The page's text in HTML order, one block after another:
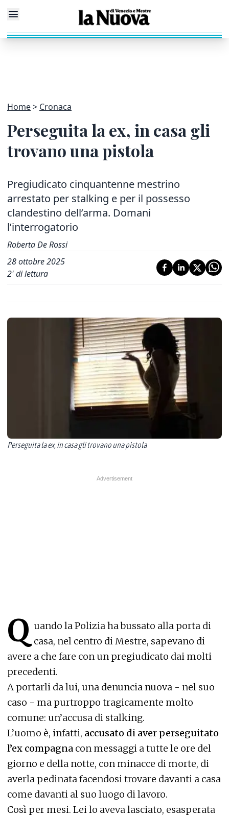
Home Cronaca
Perseguita la ex, in casa gli
trovano una pistola
Pregiudicato cinquantenne mestrino
arrestato per stalking e per il possesso
clandestino dell’arma. Domani
l’interrogatorio
Roberta De Rossi
28 ottobre 2025
2' di lettura
Perseguita la ex, in casa gli trovano una pistola
Q uando la Polizia ha bussato alla porta di
casa, nel centro di Mestre, sapevano di
avere a che fare con un pregiudicato dai molti
precedenti.
A portarli da lui, una denuncia nuova - nel suo
caso - ma purtroppo tragicamente molto
comune: un’accusa di stalking.
L’uomo è, infatti, accusato di aver perseguitato
l’ex compagna con messaggi a tutte le ore del
giorno e della notte, con minacce di morte, di
averla pedinata facendosi trovare davanti a casa
come davanti al suo luogo di lavoro.
Così per mesi. Lei lo aveva lasciato, esasperata